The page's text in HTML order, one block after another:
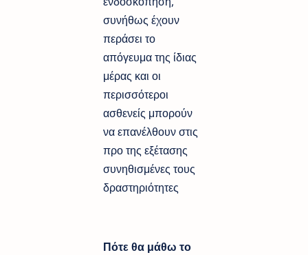
συνήθως έχουν
περάσει το
απόγευμα της ίδιας
μέρας και οι
περισσότεροι
ασθενείς μπορούν
να επανέλθουν στις
προ της εξέτασης
συνηθισμένες τους
δραστηριότητες
Πότε θα μάθω το